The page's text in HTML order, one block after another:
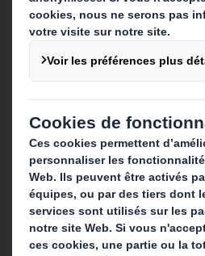
Que faisons-
Solutions
Produits de